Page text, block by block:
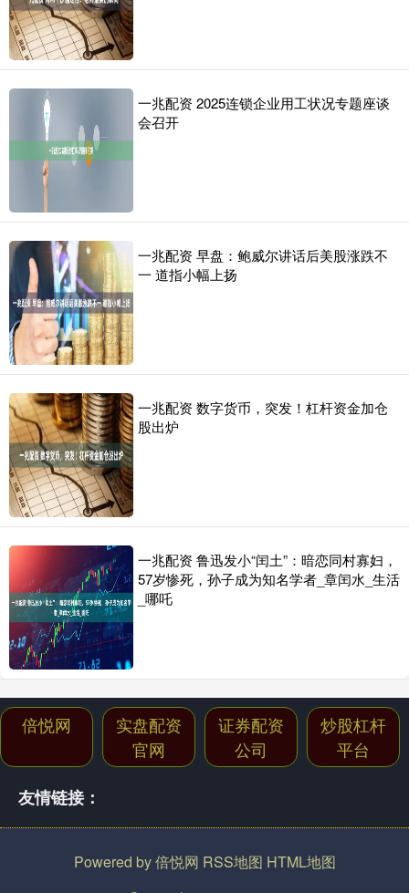
一兆配资 2025连锁企业用工状况专题座谈
会召开
一兆配资 早盘：鲍威尔讲话后美股涨跌不
一 道指小幅上扬
一兆配资 数字货币，突发！杠杆资金加仓
股出炉
一兆配资 鲁迅发小“闰土”：暗恋同村寡妇，
57岁惨死，孙子成为知名学者_章闰水_生活
_哪吒
倍悦网
实盘配资
官网
证券配资
公司
炒股杠杆
平台
友情链接：
Powered by倍悦网 RSS地图 HTML地图